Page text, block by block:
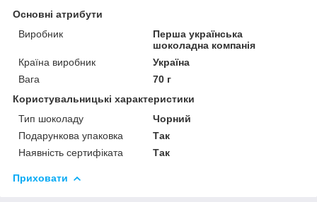
Основні атрибути
Виробник
Перша українська
шоколадна компанія
Країна виробник
Україна
Вага
70 г
Користувальницькі характеристики
Тип шоколаду
Чорний
Подарункова упаковка
Так
Наявність сертифіката
Так
Приховати